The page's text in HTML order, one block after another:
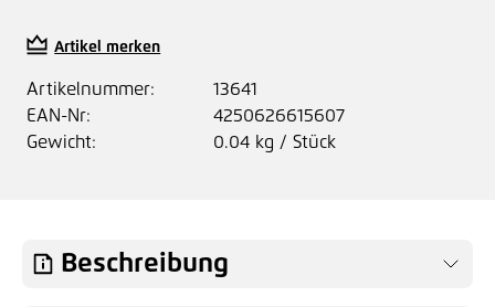
Artikel merken
Artikelnummer:
13641
EAN-Nr:
4250626615607
Gewicht:
0.04 kg / Stück
Beschreibung